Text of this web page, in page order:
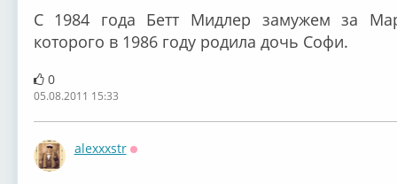
С 1984 года Бетт Мидлер замужем за
которого в 1986 году родила дочь Софи.
0
05.08.2011 15:33
alexxxstr